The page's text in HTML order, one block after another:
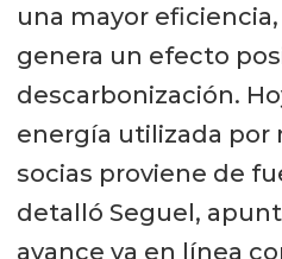
una mayor
genera un efecto
descarbonización.
energía utilizada por
socias proviene de
detalló Seguel,
avance va en línea